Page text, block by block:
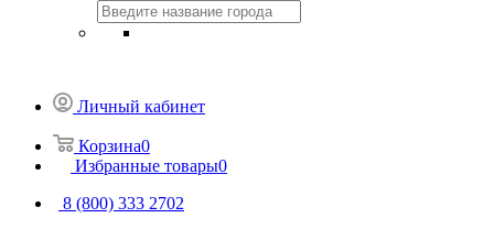
Личный кабинет
Корзина0
Избранные товары0
8 (800) 333 2702